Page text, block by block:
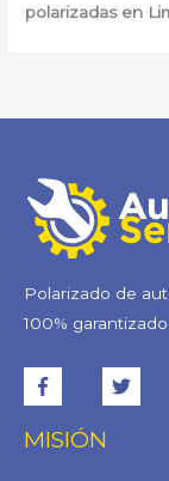
polarizadas en
Polarizado de
100% garantizado
MISIÓN